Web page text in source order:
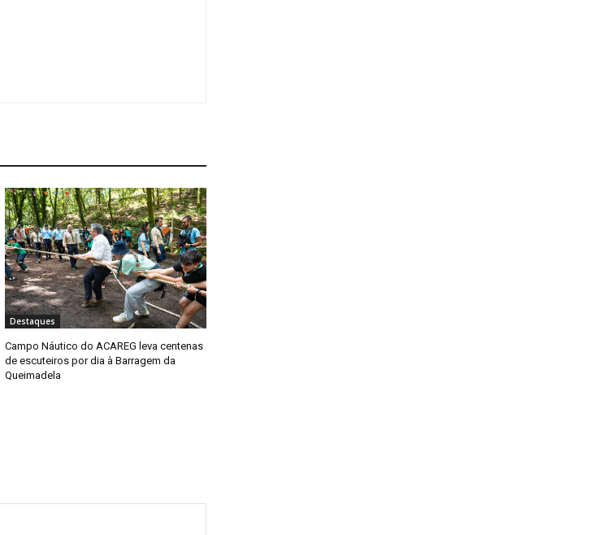
Destaques
Campo Náutico do ACAREG leva centenas
de escuteiros por dia à Barragem da
Queimadela